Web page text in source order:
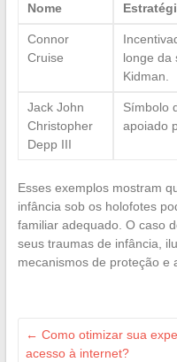
Nome
Connor
Cruise
longe da
Kidman.
Jack John
Christopher
Depp III
Símbolo
apoiado
Esses exemplos mostram
infância sob os holofotes
familiar adequado. O caso
seus traumas de infância,
mecanismos de proteção e
← Como otimizar sua
acesso à internet?